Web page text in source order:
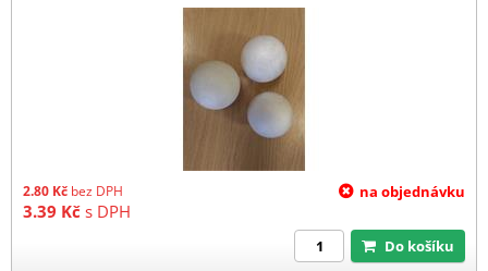
2.80 Kč bez DPH
3.39 Kč s DPH
na objednávku
Do košíku